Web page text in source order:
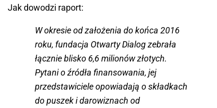
Jak dowodzi raport:
W okresie od założenia do końca 2016
roku, fundacja Otwarty Dialog zebrała
łącznie blisko 6,6 milionów złotych.
Pytani o źródła finansowania, jej
przedstawiciele opowiadają o składkach
do puszek i darowiznach od